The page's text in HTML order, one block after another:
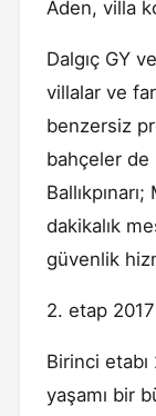
Aden, villa
Dalgıç GY
villalar ve
benzersiz
bahçeler de
dakikalık
güvenlik
2. etap
Birinci
yaşamı bir